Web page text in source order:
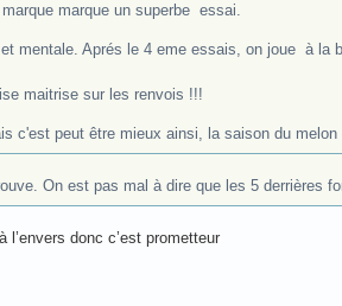
marque un superbe essai.
mentale. Aprés le 4 eme essais, on joue à la
maitrise sur les renvois !!!
c'est peut être mieux ainsi, la saison du melon
On est pas mal à dire que les 5 derrières
donc c’est prometteur